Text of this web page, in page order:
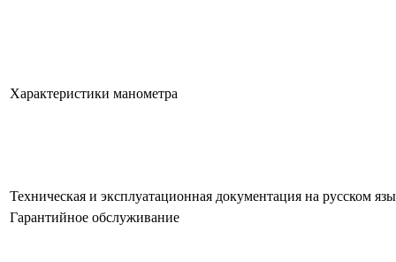
Характеристики манометра
Техническая и эксплуатационная документация на русском
Гарантийное обслуживание